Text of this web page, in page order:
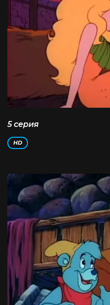
5 серия
HD